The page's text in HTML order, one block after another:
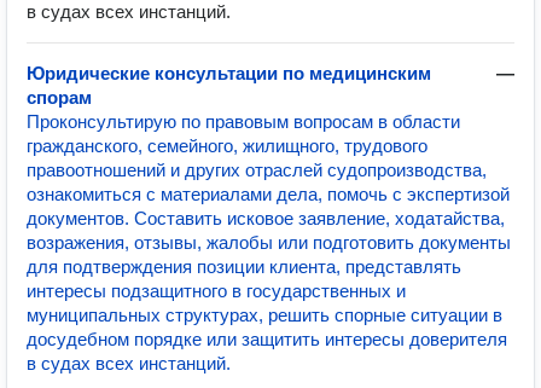
в судах всех инстанций.
Юридические консультации по медицинским
спорам
—
Проконсультирую по правовым вопросам в области
гражданского, семейного, жилищного, трудового
правоотношений и других отраслей судопроизводства,
ознакомиться с материалами дела, помочь с экспертизой
документов. Составить исковое заявление, ходатайства,
возражения, отзывы, жалобы или подготовить документы
для подтверждения позиции клиента, представлять
интересы подзащитного в государственных и
муниципальных структурах, решить спорные ситуации в
досудебном порядке или защитить интересы доверителя
в судах всех инстанций.